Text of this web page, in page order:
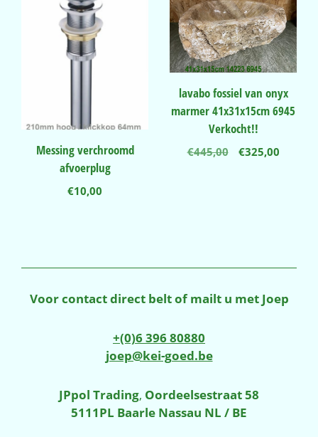
Messing verchroomd
afvoerplug
€10,00
lavabo fossiel van onyx
marmer 41x31x15cm 6945
Verkocht!!
€445,00 €325,00
Voor contact direct belt of mailt u met Joep
+(0)6 396 80880
joep@kei-goed.be
JPpol Trading, Oordeelsestraat 58
5111PL Baarle Nassau NL / BE